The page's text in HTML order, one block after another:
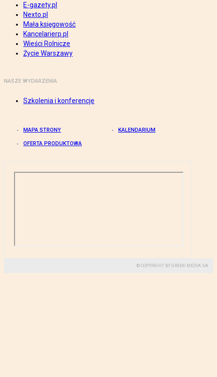
E-gazety.pl
Nexto.pl
Mała księgowość
Kancelarierp.pl
Wieści Rolnicze
Życie Warszawy
NASZE WYDARZENIA
Szkolenia i konferencje
MAPA STRONY KALENDARIUM
OFERTA PRODUKTOWA
© COPYRIGHT BY GREMI MEDIA SA